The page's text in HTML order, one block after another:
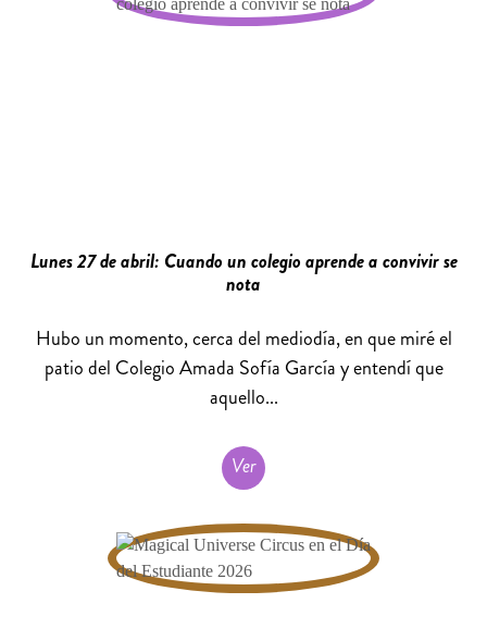
Lunes 27 de abril: Cuando un colegio aprende a convivir se
nota
Hubo un momento, cerca del mediodía, en que miré el
patio del Colegio Amada Sofía García y entendí que
aquello...
Ver